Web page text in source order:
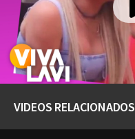
VIDEOS RELACIONADOS